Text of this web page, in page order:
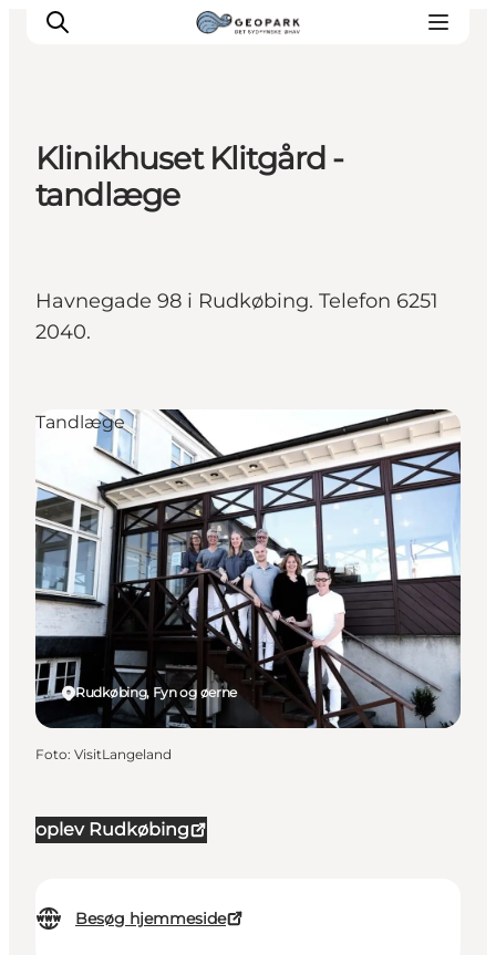
Klinikhuset Klitgård -
tandlæge
Havnegade 98 i Rudkøbing. Telefon 6251
2040.
oplev Rudkøbing
Besøg hjemmeside
Rudkøbing, Fyn og øerne
Tandlæge
Foto: VisitLangeland